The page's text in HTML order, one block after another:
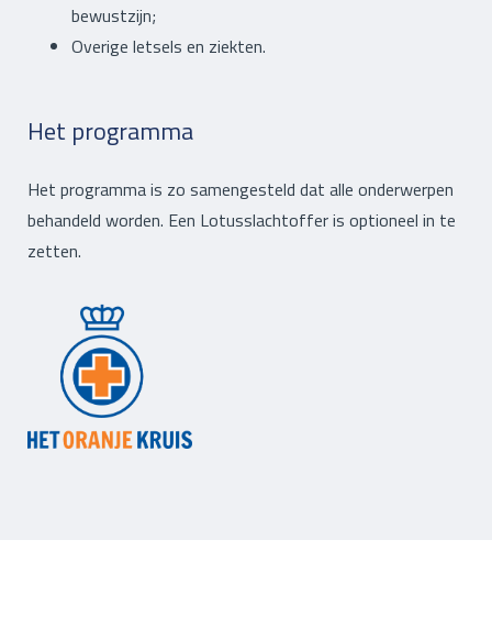
bewustzijn;
Overige letsels en ziekten.
Het programma
Het programma is zo samengesteld dat alle onderwerpen
behandeld worden. Een Lotusslachtoffer is optioneel in te
zetten.